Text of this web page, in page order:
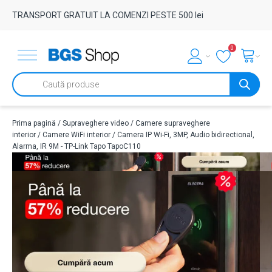
TRANSPORT GRATUIT LA COMENZI PESTE 500 lei
0
Products
search
Prima pagină / Supraveghere video / Camere supraveghere
interior / Camere WiFi interior / Camera IP Wi-Fi, 3MP, Audio bidirectional,
Alarma, IR 9M - TP-Link Tapo TapoC110